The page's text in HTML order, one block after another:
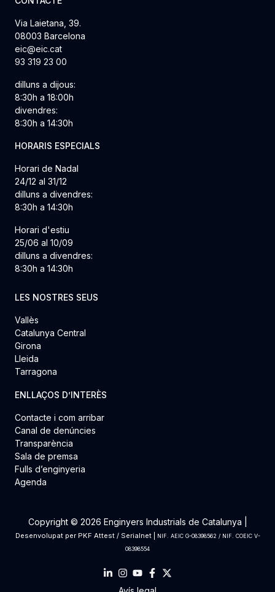
Via Laietana, 39.
08003 Barcelona
eic@eic.cat
93 319 23 00
dilluns a dijous:
8:30h a 18:00h
divendres:
8:30h a 14:30h
HORARIS ESPECIALS
Horari de Nadal
24/12 al 31/12
dilluns a divendres:
8:30h a 14:30h
Horari d'estiu
25/06 al 10/09
dilluns a divendres:
8:30h a 14:30h
LES NOSTRES SEUS
Vallès
Catalunya Central
Girona
Lleida
Tarragona
ENLLAÇOS D’INTERÈS
Contacte i com arribar
Canal de denúncies
Transparència
Sala de premsa
Fulls d’enginyeria
Agenda
Copyright © 2026 Enginyers Industrials de Catalunya |
Desenvolupat per PKF Attest/ Serialnet|
NIF. AEIC G-08398562 / NIF. COEIC V-
08398554